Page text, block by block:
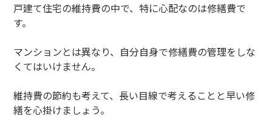
戸建て住宅の維持費の中で、特に心配なのは修繕費で
す。
マンションとは異なり、自分自身で修繕費の管理をしな
くてはいけません。
維持費の節約も考えて、長い目線で考えることと早い修
繕を心掛けましょう。